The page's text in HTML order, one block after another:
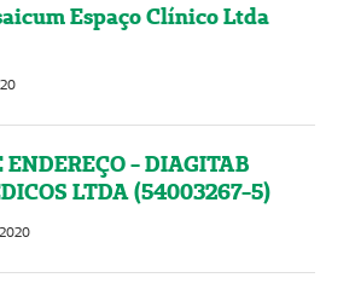
Espaço Clínico Ltda
- DIAGITAB
LTDA (54003267-5)